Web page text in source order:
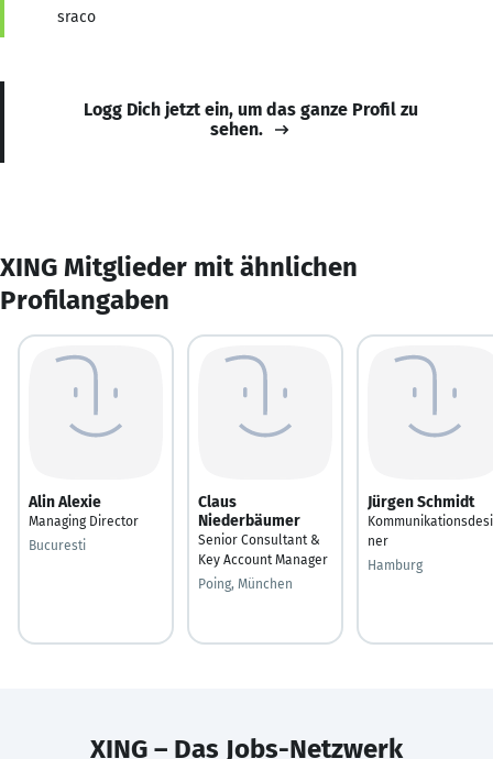
sraco
Logg Dich jetzt ein, um das ganze Profil zu
sehen.
XING Mitglieder mit ähnlichen
Profilangaben
Alin Alexie
Managing Director
Bucuresti
Claus
Niederbäumer
Senior Consultant &
Key Account Manager
Poing, München
Jürgen Schmidt
ner
Hamburg
XING – Das Jobs-Netzwerk